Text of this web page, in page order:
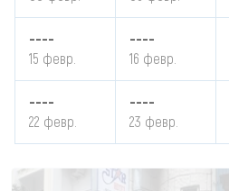
----
15 февр.
----
16 февр.
----
22 февр.
----
23 февр.